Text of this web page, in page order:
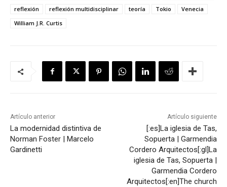
reflexión
reflexión multidisciplinar teoría Tokio
Venecia
William J.R. Curtis
Artículo anterior
La modernidad distintiva de
Norman Foster | Marcelo
Gardinetti
Artículo siguiente
[:es]La iglesia de Tas,
Sopuerta | Garmendia
Cordero Arquitectos[:gl]La
iglesia de Tas, Sopuerta |
Garmendia Cordero
Arquitectos[:en]The church